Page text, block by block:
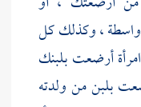
، وكذلك كل
أرضعت بلبنك
بلبن من ولدته